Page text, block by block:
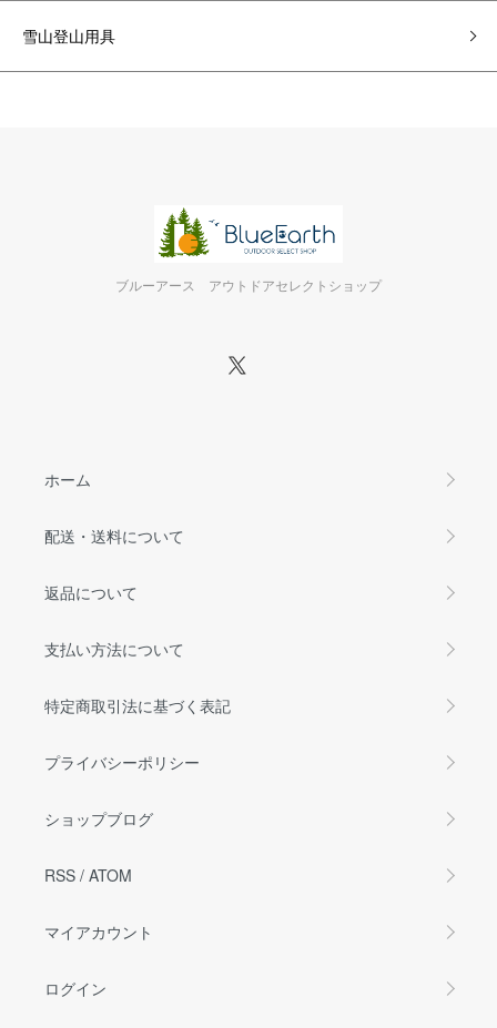
雪山登山用具
ブルーアース アウトドアセレクトショップ
ホーム
配送・送料について
返品について
支払い方法について
特定商取引法に基づく表記
プライバシーポリシー
ショップブログ
RSS / ATOM
マイアカウント
ログイン